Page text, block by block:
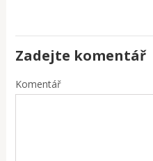
Zadejte komentář
Komentář